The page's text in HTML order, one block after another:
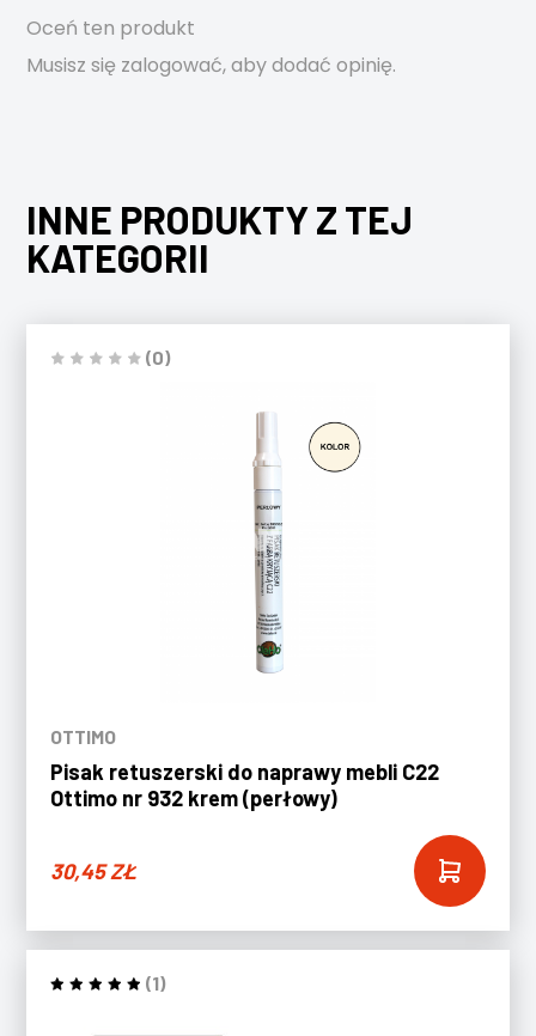
Oceń ten produkt
Musisz się zalogować, aby dodać opinię.
INNE PRODUKTY Z TEJ
KATEGORII
(0)
OTTIMO
Pisak retuszerski do naprawy mebli C22
Ottimo nr 932 krem (perłowy)
30,45ZŁ
(1)